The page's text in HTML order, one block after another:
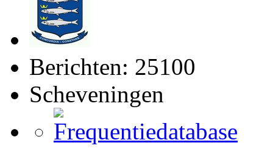
Berichten: 25100
Scheveningen